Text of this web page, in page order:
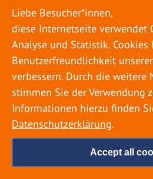
18. MAI
Egal ob Sommer oder
genießen ihren Urlaub.
weiter weg, die Anderen
lieber in der Heimat. Wenn
Zeit wegfahren möchten,
beachten, damit nicht
Überraschung auf Sie
möglichst
Accept all
Liebe Besucher*innen,
diese Internetseite verwendet
Analyse und Statistik. Cookies
Benutzerfreundlichkeit
verbessern. Durch die weitere
stimmen Sie der Verwendung
Informationen hierzu finden
Datenschutzerklärung.